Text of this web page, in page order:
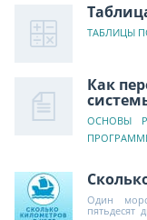
ТАБЛИЦЫ
Как
ОСНОВЫ
Один
пятьдесят